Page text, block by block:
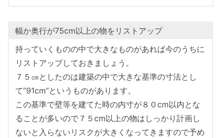
幅か奥行が75cm以上の物をリストアップ
持っていくものの中で大きなものがあれば今のうちに
リストアップしておきましょう。
７５㎝としたのは建築の中で大きな基準の寸法とし
て”91cm”というものがあります。
この基準で壁等を建てた時の内寸が８０cm以内とな
ることが多いので７５cm以上の物はしっかり計画し
ないと入らないリスクが大きくなってきますので予め